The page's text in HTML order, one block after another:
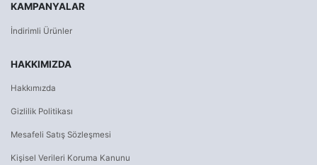
KAMPANYALAR
İndirimli Ürünler
HAKKIMIZDA
Hakkımızda
Gizlilik Politikası
Mesafeli Satış Sözleşmesi
Kişisel Verileri Koruma Kanunu